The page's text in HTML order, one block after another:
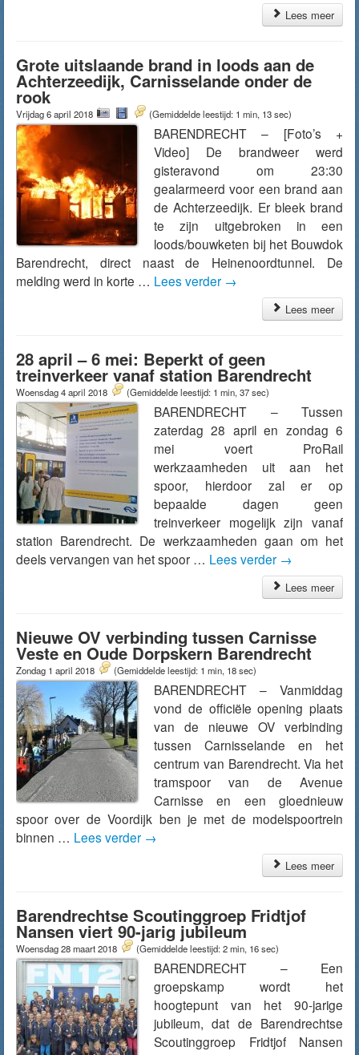
Lees meer
Grote uitslaande brand in loods aan de
Achterzeedijk, Carnisselande onder de
rook
Vrijdag 6 april 2018 (Gemiddelde leestijd: 1 min, 13 sec)
BARENDRECHT – [Foto’s +
Video] De brandweer werd
gisteravond om 23:30
gealarmeerd voor een brand aan
de Achterzeedijk. Er bleek brand
te zijn uitgebroken in een
loods/bouwketen bij het Bouwdok
Barendrecht, direct naast de Heinenoordtunnel. De
melding werd in korte … Lees verder →
Lees meer
28 april – 6 mei: Beperkt of geen
treinverkeer vanaf station Barendrecht
Woensdag 4 april 2018 (Gemiddelde leestijd: 1 min, 37 sec)
BARENDRECHT – Tussen
zaterdag 28 april en zondag 6
mei voert ProRail
werkzaamheden uit aan het
spoor, hierdoor zal er op
bepaalde dagen geen
treinverkeer mogelijk zijn vanaf
station Barendrecht. De werkzaamheden gaan om het
deels vervangen van het spoor … Lees verder →
Lees meer
Nieuwe OV verbinding tussen Carnisse
Veste en Oude Dorpskern Barendrecht
Zondag 1 april 2018 (Gemiddelde leestijd: 1 min, 18 sec)
BARENDRECHT – Vanmiddag
vond de officiële opening plaats
van de nieuwe OV verbinding
tussen Carnisselande en het
centrum van Barendrecht. Via het
tramspoor van de Avenue
Carnisse en een gloednieuw
spoor over de Voordijk ben je met de modelspoortrein
binnen … Lees verder →
Lees meer
Barendrechtse Scoutinggroep Fridtjof
Nansen viert 90-jarig jubileum
Woensdag 28 maart 2018 (Gemiddelde leestijd: 2 min, 16 sec)
BARENDRECHT – Een
groepskamp wordt het
hoogtepunt van het 90-jarige
jubileum, dat de Barendrechtse
Scoutinggroep Fridtjof Nansen